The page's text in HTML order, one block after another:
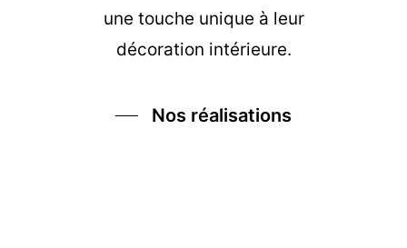
une touche unique à leur
décoration intérieure.
Nos réalisations